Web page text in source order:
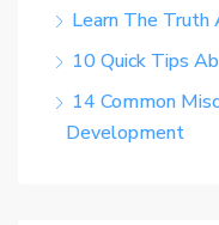
Learn The
10 Quick Tips
14 Common
Development